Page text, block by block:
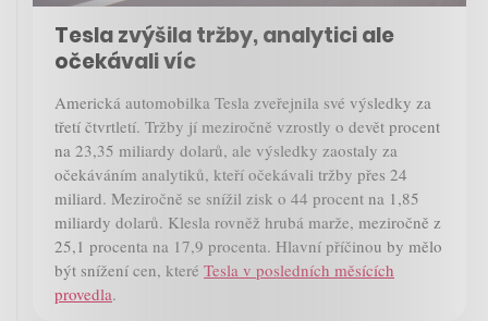
Tesla zvýšila tržby, analytici ale
očekávali víc
Americká automobilka Tesla zveřejnila své výsledky za
třetí čtvrtletí. Tržby jí meziročně vzrostly o devět procent
na 23,35 miliardy dolarů, ale výsledky zaostaly za
očekáváním analytiků, kteří očekávali tržby přes 24
miliard. Meziročně se snížil zisk o 44 procent na 1,85
miliardy dolarů. Klesla rovněž hrubá marže, meziročně z
25,1 procenta na 17,9 procenta. Hlavní příčinou by mělo
být snížení cen, které Tesla v posledních měsících
provedla.